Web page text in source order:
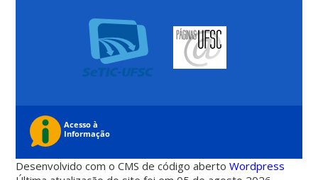
Desenvolvido com o CMS de código abertoWordpress